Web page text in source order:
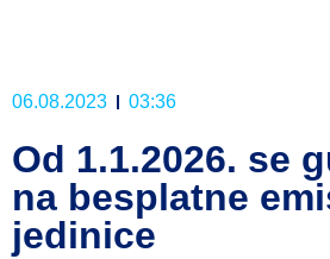
06.08.2023 03:36
Od 1.1.2026. se
na besplatne
jedinice